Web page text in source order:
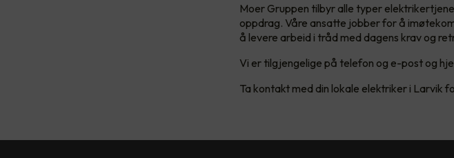
Moer Gruppen tilbyr alle typer
oppdrag. Våre ansatte jobber for å
å levere arbeid i tråd med dagens krav og
Vi er tilgjengelige på telefon og e-post og
Ta kontakt med din lokale elektriker i Larvik